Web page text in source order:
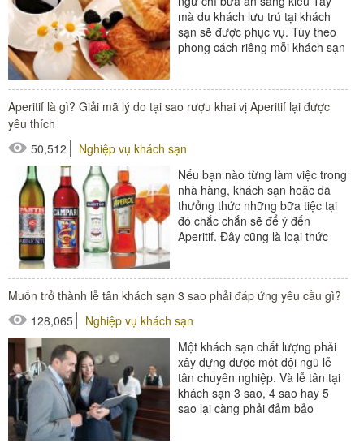
mà du khách lưu trú tại khách
sạn sẽ được phục vụ. Tùy theo
phong cách riêng mỗi khách sạn
#đồ amenities khách sạn
Aperitif là gì? Giải mã lý do tại sao rượu khai vị Aperitif lại được
yêu thích
50,512
Nghiệp vụ khách sạn
Nếu bạn nào từng làm việc trong
nhà hàng, khách sạn hoặc đã
thưởng thức những bữa tiệc tại
đó chắc chắn sẽ để ý đến
Aperitif. Đây cũng là loại thức
#đồ amenities khách sạn
#thiết bị nhà hàng - bếp
Muốn trở thành lễ tân khách sạn 3 sao phải đáp ứng yêu cầu gì?
128,065
Nghiệp vụ khách sạn
Một khách sạn chất lượng phải
xây dựng được một đội ngũ lễ
tân chuyên nghiệp. Và lễ tân tại
khách sạn 3 sao, 4 sao hay 5
sao lại càng phải đảm bảo